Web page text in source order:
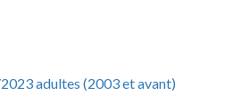
adultes (2003 et avant)